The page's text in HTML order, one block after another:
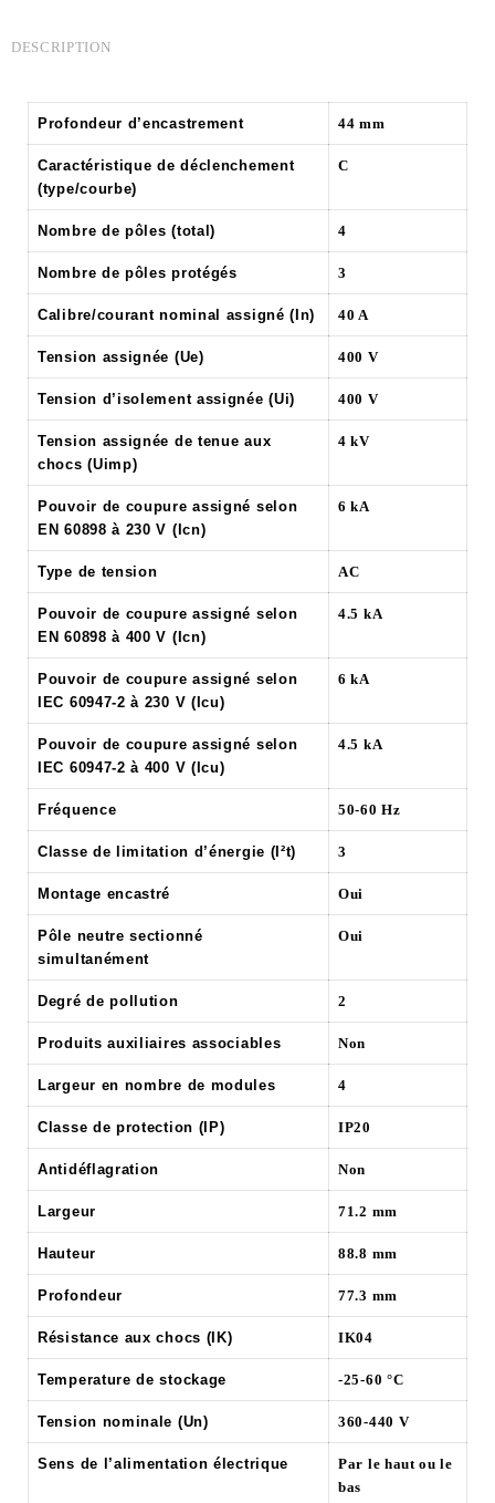
DESCRIPTION
Profondeur d’encastrement 44 mm
Caractéristique de déclenchement
(type/courbe)
C
Nombre de pôles (total) 4
Nombre de pôles protégés 3
Calibre/courant nominal assigné (In) 40 A
Tension assignée (Ue) 400 V
Tension d’isolement assignée (Ui) 400 V
Tension assignée de tenue aux
chocs (Uimp)
4 kV
Pouvoir de coupure assigné selon
EN 60898 à 230 V (Icn)
6 kA
Type de tension AC
Pouvoir de coupure assigné selon
EN 60898 à 400 V (Icn)
4.5 kA
Pouvoir de coupure assigné selon
IEC 60947-2 à 230 V (Icu)
6 kA
Pouvoir de coupure assigné selon
IEC 60947-2 à 400 V (Icu)
4.5 kA
Fréquence 50-60 Hz
Classe de limitation d’énergie (I²t) 3
Montage encastré Oui
Pôle neutre sectionné
simultanément
Oui
Degré de pollution 2
Produits auxiliaires associables Non
Largeur en nombre de modules 4
Classe de protection (IP) IP20
Antidéflagration Non
Largeur 71.2 mm
Hauteur 88.8 mm
Profondeur 77.3 mm
Résistance aux chocs (IK) IK04
Temperature de stockage -25-60 °C
Tension nominale (Un) 360-440 V
Sens de l’alimentation électrique
Par le haut ou le
bas